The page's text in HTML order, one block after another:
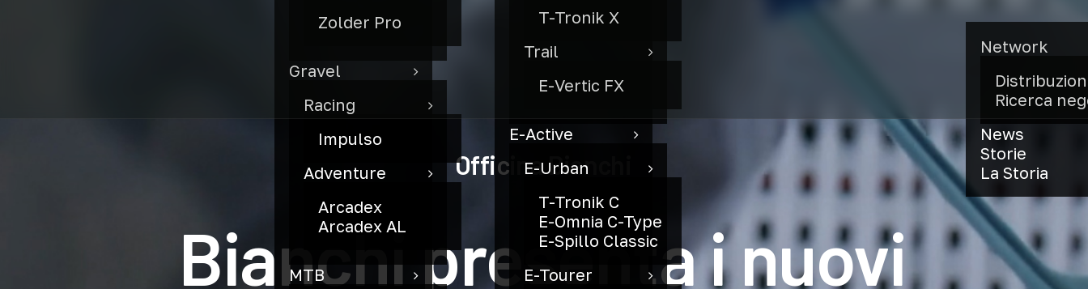
Zolder Pro
Gravel
Racing
Impulso
Adventure
Arcadex
Arcadex AL
MTB
T-Tronik X
Trail
E-Vertic FX
E-Active
E-Urban
T-Tronik C
E-Omnia C-Type
E-Spillo Classic
E-Tourer
Network
Ricerca
News
Storie
La Storia
OfficinaBianchi
Bianchi presentai nuovi